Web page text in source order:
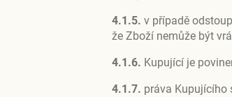
4.1.5. v případě
že Zboží nemůže být
4.1.6. Kupující je
4.1.7. práva Kupujícího